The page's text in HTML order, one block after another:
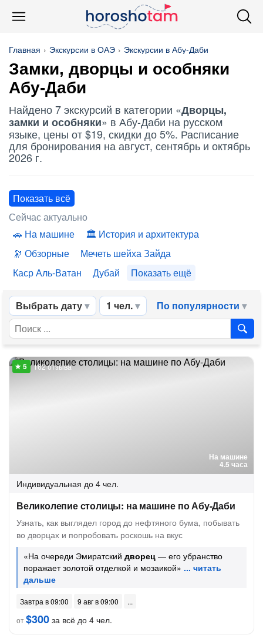
Главная Экскурсии в ОАЭ Экскурсии в Абу-Даби
Замки, дворцы и особняки
Абу-Даби
Найдено 7 экскурсий в категории «Дворцы,
замки и особняки» в Абу-Даби на русском
языке, цены от $19, скидки до 5%. Расписание
для бронирования на август, сентябрь и октябрь
2026 г.
Показать всё
Сейчас актуально
На машине
История и архитектура
Обзорные
Мечеть шейха Зайда
Каср Аль-Ватан
Дубай Показать ещё
Выбрать дату 1 чел. По популярности
На машине
4.5 часа
162 отзыва
Индивидуальная до 4 чел.
Великолепие столицы: на машине по Абу-Даби
Узнать, как выглядел город до нефтяного бума, побывать
во дворцах и попробовать роскошь на вкус
«На очереди Эмиратский дворец — его убранство
поражает золотой отделкой и мозаикой»
Завтра в 09:00
9 авг в 09:00
от$300 за всё до 4 чел.